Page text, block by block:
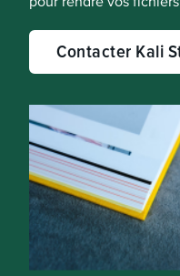
Contacter Kali